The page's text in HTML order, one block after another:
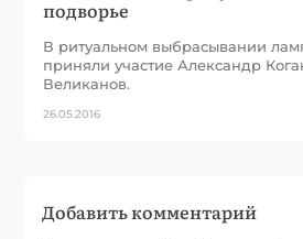
подворье
В ритуальном выбрасывании
приняли участие Александр
Великанов.
26.05.2016
Добавить комментарий